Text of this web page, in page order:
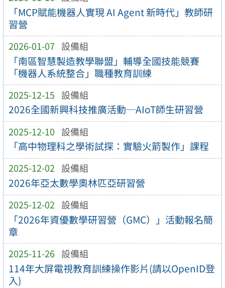
「MCP賦能機器人實現 AI Agent 新時代」教師研
習營
2026-01-07 設備組
「南區智慧製造教學聯盟」輔導全國技能競賽
「機器人系統整合」職種教育訓練
2025-12-15 設備組
2026全國新興科技推廣活動─AIoT師生研習營
2025-12-10 設備組
「高中物理科之學術試探：實驗火箭製作」課程
2025-12-02 設備組
2026年亞太數學奧林匹亞研習營
2025-12-02 設備組
「2026年資優數學研習營（GMC）」活動報名簡
章
2025-11-26 設備組
114年大屏電視教育訓練操作影片(請以OpenID登
入)